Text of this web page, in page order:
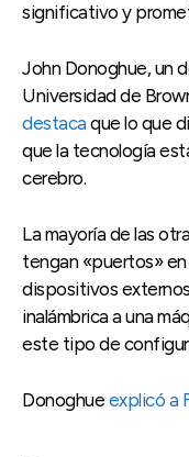
significativo y
John Donoghue, un
Universidad de
destaca que lo que
que la tecnología
cerebro.
La mayoría de las
tengan «puertos»
dispositivos
inalámbrica a una
este tipo de
Donoghue explicó a